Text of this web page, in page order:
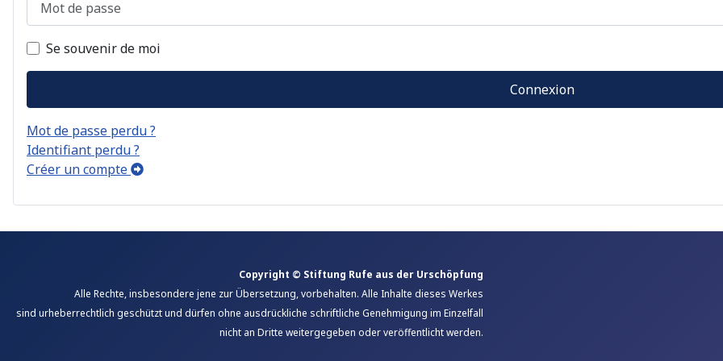
Se souvenir de moi
Connexion
Mot de passe perdu ?
Identifiant perdu ?
Créer un compte
Copyright © Stiftung Rufe aus der Urschöpfung
Alle Rechte, insbesondere jene zur Übersetzung, vorbehalten. Alle Inhalte dieses Werkes
sind urheberrechtlich geschützt und dürfen ohne ausdrückliche schriftliche Genehmigung im Einzelfall
nicht an Dritte weitergegeben oder veröffentlicht werden.